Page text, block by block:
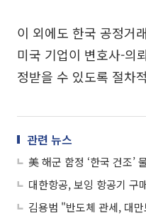
이 외에도 한국 공정거
미국 기업이 변호사-의
정받을 수 있도록 절차
관련 뉴스
美 해군 함정 ‘한국 건조’
대한항공, 보잉 항공기 구
김용범 "반도체 관세, 대